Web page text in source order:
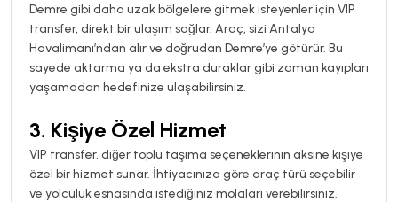
Demre gibi daha uzak bölgelere gitmek isteyenler için VIP
transfer, direkt bir ulaşım sağlar. Araç, sizi Antalya
Havalimanı’ndan alır ve doğrudan Demre’ye götürür. Bu
sayede aktarma ya da ekstra duraklar gibi zaman kayıpları
yaşamadan hedefinize ulaşabilirsiniz.
3. Kişiye Özel Hizmet
VIP transfer, diğer toplu taşıma seçeneklerinin aksine kişiye
özel bir hizmet sunar. İhtiyacınıza göre araç türü seçebilir
ve yolculuk esnasında istediğiniz molaları verebilirsiniz.